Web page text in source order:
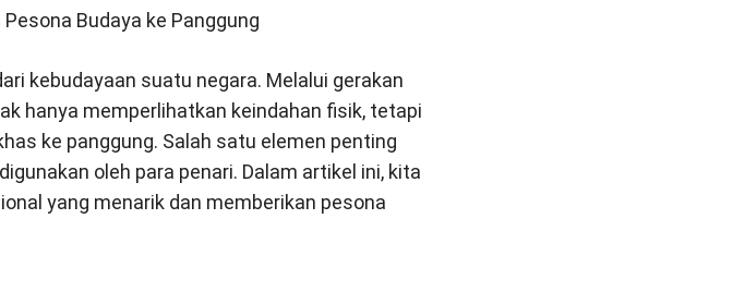
Budaya ke Panggung
kebudayaan suatu negara. Melalui gerakan
hanya memperlihatkan keindahan fisik, tetapi
ke panggung. Salah satu elemen penting
oleh para penari. Dalam artikel ini, kita
yang menarik dan memberikan pesona